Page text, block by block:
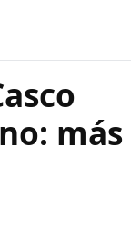
más